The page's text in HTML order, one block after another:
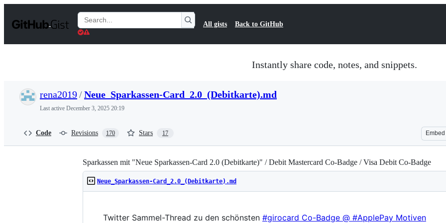
t
Search
Gists
All gists Back to GitHub
Instantly share code, notes, and snippets.
rena2019/Neue_Sparkassen-Card_2.0_(Debitkarte).md
Last active December 3, 2025 20:19
Code Revisions 170 Stars 17 Embed
Sparkassen mit "Neue Sparkassen-Card 2.0 (Debitkarte)" / Debit Mastercard Co-Badge / Visa Debit Co-Badge
Neue_Sparkassen-Card_2.0_(Debitkarte).md
Twitter Sammel-Thread zu den schönsten #girocard Co-Badge @ #ApplePay Motiven